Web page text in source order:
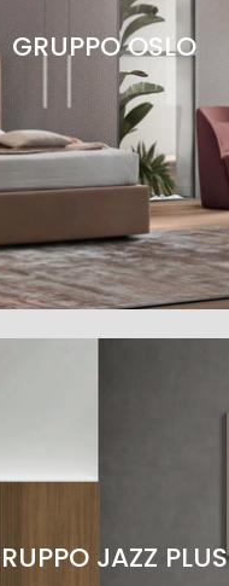
GRUPPO OSLO
JAZZ PLUS